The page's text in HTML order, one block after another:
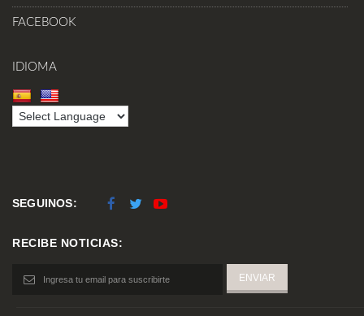
FACEBOOK
IDIOMA
SEGUINOS:
RECIBE NOTICIAS: